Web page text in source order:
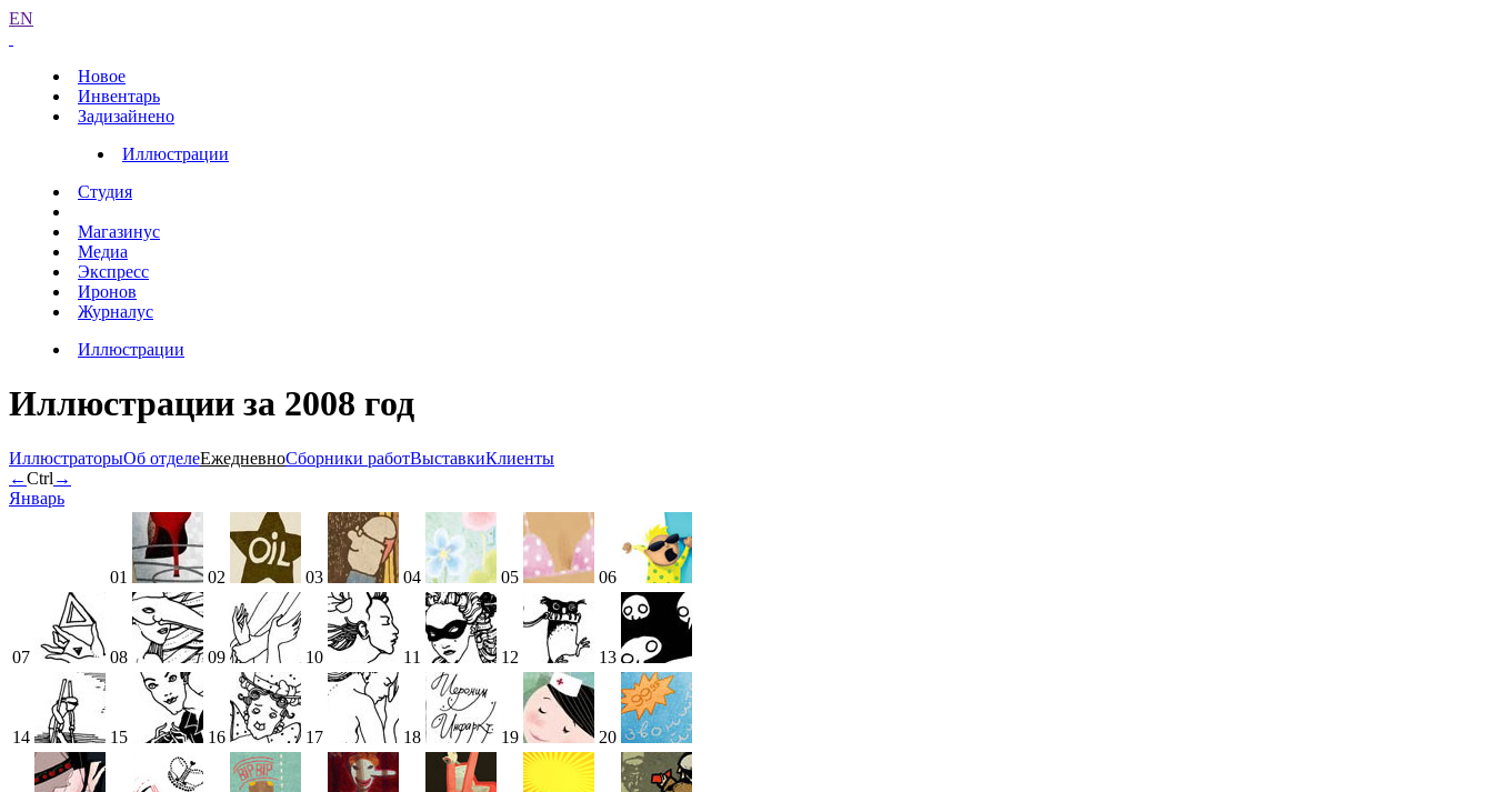
EN
Новое
Инвентарь
Задизайнено
Иллюстрации
Студия
Магазинус
Медиа
Экспресс
Иронов
Журналус
Иллюстрации
Иллюстрации за 2008 год
ИллюстраторыОб отделеЕжедневноСборники работВыставкиКлиенты
←Ctrl →
Январь
01 02 03 04 05 06
07 08 09 10 11 12 13
14 15 16 17 18 19 20